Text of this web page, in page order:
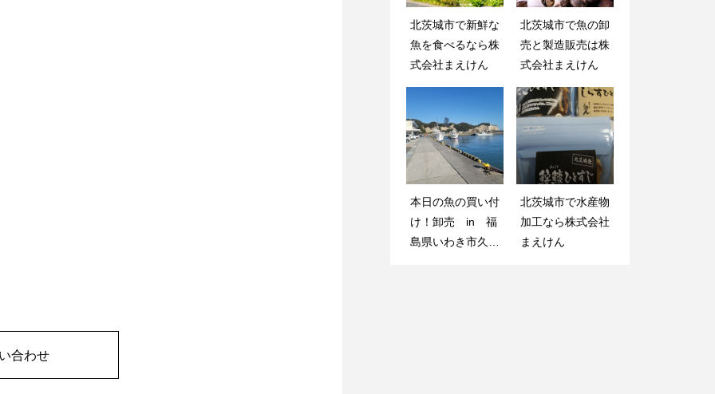
合わせ
北茨城市で新鮮な
魚を食べるなら株
式会社まえけん
北茨城市で魚の卸
売と製造販売は株
式会社まえけん
本日の魚の買い付
け！卸売 in 福
島県いわき市久ノ
北茨城市で水産物
加工なら株式会社
まえけん
北茨城市で水産物
加工なら株式会社
まえけん
北茨城市で新鮮な
魚を食べるなら株
式会社まえけん
本日の魚の買い付
け！卸売 in 福
島県いわき市久ノ
北茨城市で魚の卸
売と製造販売は株
式会社まえけん